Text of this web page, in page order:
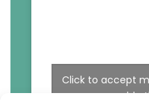
Click to accept
enable